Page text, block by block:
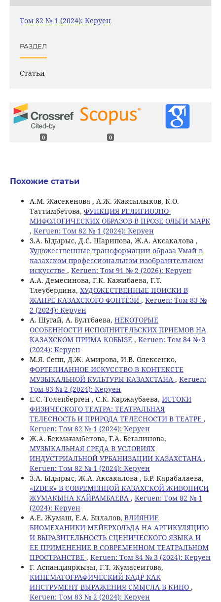
Том 82 № 1 (2024): Керуен
РАЗДЕЛ
Статьи
0 0
Похожие статьи
А.М. Жасекенова , А.Ж. Жаксылыков, К.О.
Таттимбетова, ФУНКЦИЯ РЕЛИГИОЗНО-
МИФОЛОГИЧЕСКИХ ОБРАЗОВ В ПРОЗЕ ОЛЬГИ МАРК
, Keruen: Том 82 № 1 (2024): Керуен
З.А. Ыдырыс, Д.С. Шарипова, Ж.А. Аксакалова ,
Художественные трансформации образа Умай в
казахском профессиональном изобразительном
искусстве , Keruen: Том 91 № 2 (2026): Керуен
А.А. Демесинова, Г.К. Кажибаева, Г.Т.
Тлеубердина, ХУДОЖЕСТВЕННЫЕ ПОИСКИ В
ЖАНРЕ КАЗАХСКОГО ФЭНТЕЗИ , Keruen: Том 83 №
2 (2024): Керуен
A. Шугай, A. Бултбаева, НЕКОТОРЫЕ
ОСОБЕННОСТИ ИСПОЛНИТЕЛЬСКИХ ПРИЕМОВ НА
КАЗАХСКОМ ПРИМА КОБЫЗЕ , Keruen: Том 84 № 3
(2024): Керуен
M.Я. Сепп, Д.Ж. Амирова, И.В. Олексенко,
ФОРТЕПИАННОЕ ИСКУССТВО В КОНТЕКСТЕ
МУЗЫКАЛЬНОЙ КУЛЬТУРЫ КАЗАХСТАНА , Keruen:
Том 83 № 2 (2024): Керуен
Е.С. Толепберген , С.К. Каржаубаева, ИСТОКИ
ФИЗИЧЕСКОГО ТЕАТРА: ТЕАТРАЛЬНАЯ
ТЕЛЕСНОСТЬ И ПРИРОДА ТЕЛЕСНОСТИ В ТЕАТРЕ ,
Keruen: Том 82 № 1 (2024): Керуен
Ж.А. Бекмағамбетова, Г.А. Бегалинова,
МУЗЫКАЛЬНАЯ СРЕДА В УСЛОВИЯХ
ИНДУСТРИАЛЬНОЙ УРБАНИЗАЦИИ КАЗАХСТАНА ,
Keruen: Том 82 № 1 (2024): Керуен
З.А. Ыдырыс, Ж.А. Аксакалова , Б.Р. Карабалаева,
«IZDER» В СОВРЕМЕННОЙ КАЗАХСКОЙ ЖИВОПИСИ
ЖУМАКЫНА КАЙРАМБАЕВА , Keruen: Том 82 № 1
(2024): Керуен
A.Е. Жумаш, Е.А. Билалов, ВЛИЯНИЕ
БИОМЕХАНИКИ МЕЙЕРХОЛЬДА НА АРТИКУЛЯЦИЮ
И ВЫРАЗИТЕЛЬНОСТЬ СЦЕНИЧЕСКОГО ЯЗЫКА И
ЕЕ ПРИМЕНЕНИЕ В СОВРЕМЕННОМ ТЕАТРАЛЬНОМ
ПРОСТРАНСТВЕ , Keruen: Том 84 № 3 (2024): Керуен
Г. Аспандияркызы, Г.Т. Жумасеитова,
КИНЕМАТОГРАФИЧЕСКИЙ КАДР КАК
ИНСТРУМЕНТ ВЫРАЖЕНИЯ СМЫСЛА В КИНО ,
Keruen: Том 83 № 2 (2024): Керуен